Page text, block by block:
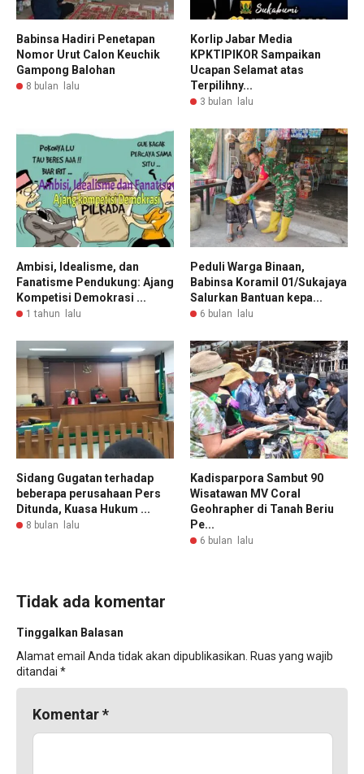
Babinsa Hadiri Penetapan
Nomor Urut Calon Keuchik
Gampong Balohan
8 bulan lalu
Korlip Jabar Media
KPKTIPIKOR Sampaikan
Ucapan Selamat atas
Terpilihny...
3 bulan lalu
Ambisi, Idealisme, dan
Fanatisme Pendukung: Ajang
Kompetisi Demokrasi ...
1 tahun lalu
Peduli Warga Binaan,
Babinsa Koramil 01/Sukajaya
Salurkan Bantuan kepa...
6 bulan lalu
Sidang Gugatan terhadap
beberapa perusahaan Pers
Ditunda, Kuasa Hukum ...
8 bulan lalu
Kadisparpora Sambut 90
Wisatawan MV Coral
Geohrapher di Tanah Beriu
Pe...
6 bulan lalu
Tidak ada komentar
Tinggalkan Balasan
Alamat email Anda tidak akan dipublikasikan. Ruas yang wajib
ditandai *
Komentar*